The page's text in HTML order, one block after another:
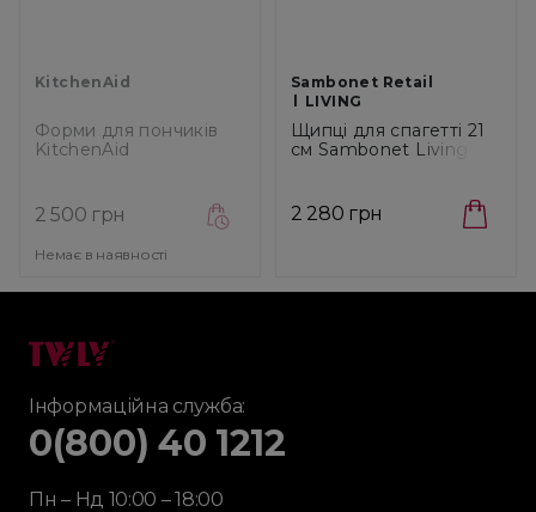
KitchenAid
Форми для пончиків
KitchenAid
2 500 грн
Немає в наявності
Sambonet Retail
LIVING
Щипці для спагетті 21
см Sambonet Living S /
2 280 грн
Інформаційна служба:
0(800) 40 1212
Пн – Нд 10:00 – 18:00